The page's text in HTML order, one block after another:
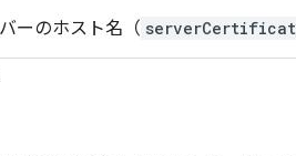
ーのホスト名（